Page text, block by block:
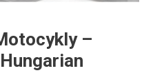
–